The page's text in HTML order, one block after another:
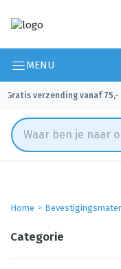
MENU
Gratis verzending vanaf
Home
Categorie